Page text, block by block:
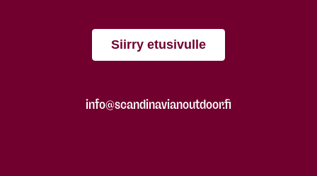
Siirry etusivulle
info@scandinavianoutdoor.fi